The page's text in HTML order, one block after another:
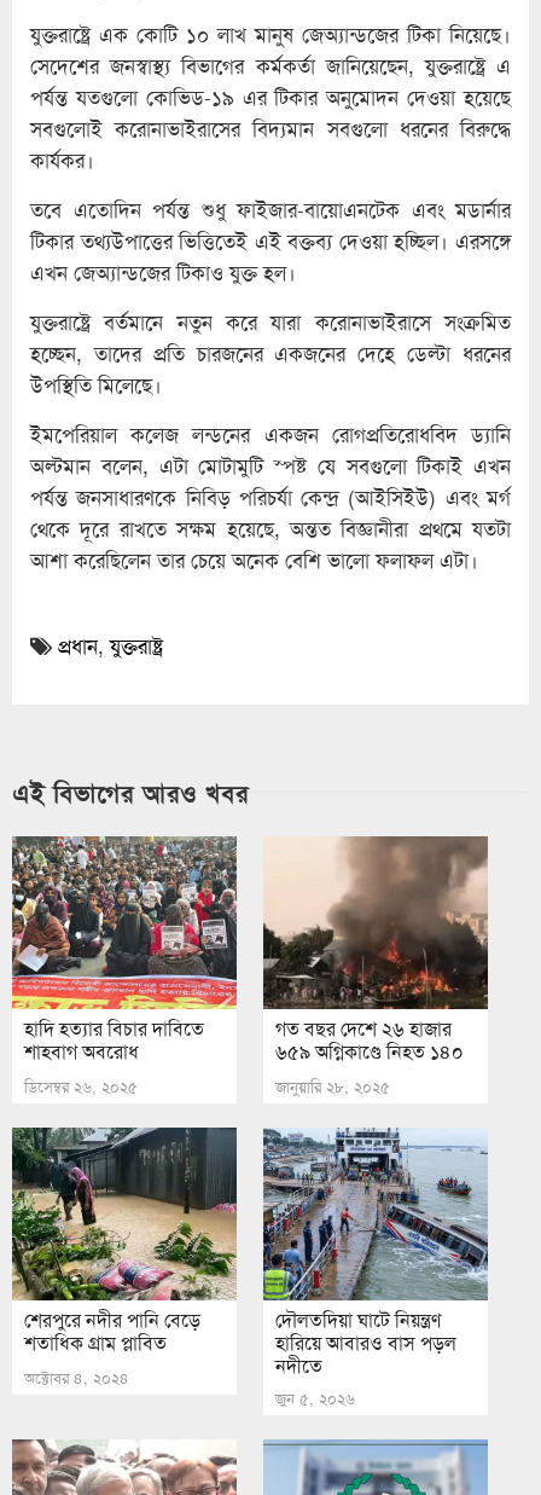
যুক্তরাষ্ট্রে এক কোটি ১০ লাখ মানুষ জেঅ্যান্ডজের টিকা নিয়েছে।
সেদেশের জনস্বাস্থ্য বিভাগের কর্মকর্তা জানিয়েছেন, যুক্তরাষ্ট্রে এ
পর্যন্ত যতগুলো কোভিড-১৯ এর টিকার অনুমোদন দেওয়া হয়েছে
সবগুলোই করোনাভাইরাসের বিদ্যমান সবগুলো ধরনের বিরুদ্ধে
কার্যকর।
তবে এতোদিন পর্যন্ত শুধু ফাইজার-বায়োএনটেক এবং মডার্নার
টিকার তথ্যউপাত্তের ভিত্তিতেই এই বক্তব্য দেওয়া হচ্ছিল। এরসঙ্গে
এখন জেঅ্যান্ডজের টিকাও যুক্ত হল।
যুক্তরাষ্ট্রে বর্তমানে নতুন করে যারা করোনাভাইরাসে সংক্রমিত
হচ্ছেন, তাদের প্রতি চারজনের একজনের দেহে ডেল্টা ধরনের
উপস্থিতি মিলেছে।
ইমপেরিয়াল কলেজ লন্ডনের একজন রোগপ্রতিরোধবিদ ড্যানি
অল্টমান বলেন, এটা মোটামুটি স্পষ্ট যে সবগুলো টিকাই এখন
পর্যন্ত জনসাধারণকে নিবিড় পরিচর্যা কেন্দ্র (আইসিইউ) এবং মর্গ
থেকে দূরে রাখতে সক্ষম হয়েছে, অন্তত বিজ্ঞানীরা প্রথমে যতটা
আশা করেছিলেন তার চেয়ে অনেক বেশি ভালো ফলাফল এটা।
প্রধান,যুক্তরাষ্ট্র
এই বিভাগের আরও খবর
হাদি হত্যার বিচার দাবিতে
শাহবাগ অবরোধ
ডিসেম্বর ২৬, ২০২৫
গত বছর দেশে ২৬ হাজার
৬৫৯ অগ্নিকাণ্ডে নিহত ১৪০
জানুয়ারি ২৮, ২০২৫
শেরপুরে নদীর পানি বেড়ে
শতাধিক গ্রাম প্লাবিত
অক্টোবর ৪, ২০২৪
দৌলতদিয়া ঘাটে নিয়ন্ত্রণ
হারিয়ে আবারও বাস পড়ল
নদীতে
জুন ৫, ২০২৬